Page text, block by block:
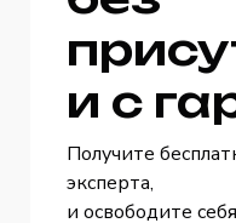
и с
Получите
эксперта,
и освободите